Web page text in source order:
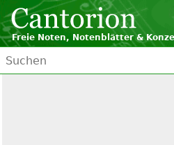
Freie Noten, Notenblätter &